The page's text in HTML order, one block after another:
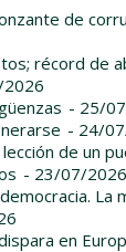
de
récord de
- 25/
- 24/
de un
- 23/07/2026
La
en